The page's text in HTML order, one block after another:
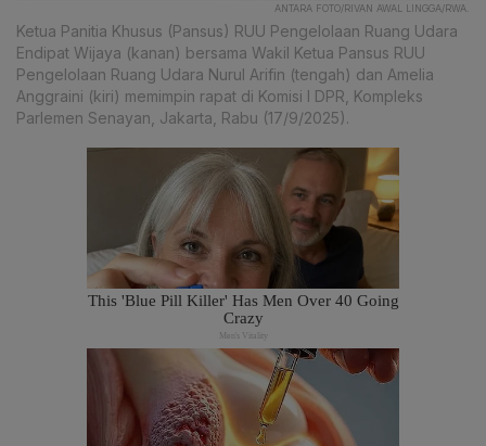
ANTARA FOTO/RIVAN AWAL LINGGA/RWA.
Ketua Panitia Khusus (Pansus) RUU Pengelolaan Ruang Udara
Endipat Wijaya (kanan) bersama Wakil Ketua Pansus RUU
Pengelolaan Ruang Udara Nurul Arifin (tengah) dan Amelia
Anggraini (kiri) memimpin rapat di Komisi I DPR, Kompleks
Parlemen Senayan, Jakarta, Rabu (17/9/2025).